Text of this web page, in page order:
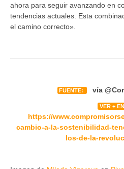
ahora para seguir avanzando en
tendencias actuales. Esta
el camino correcto».
FUENTE: vía
VER +
https://
cambio-a-la-sostenibilidad-
los-de-la-